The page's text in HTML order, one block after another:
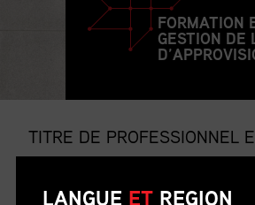
FORMATION
GESTION DE
TITRE DE PROFESSIONNEL
LANGUE ETREGION